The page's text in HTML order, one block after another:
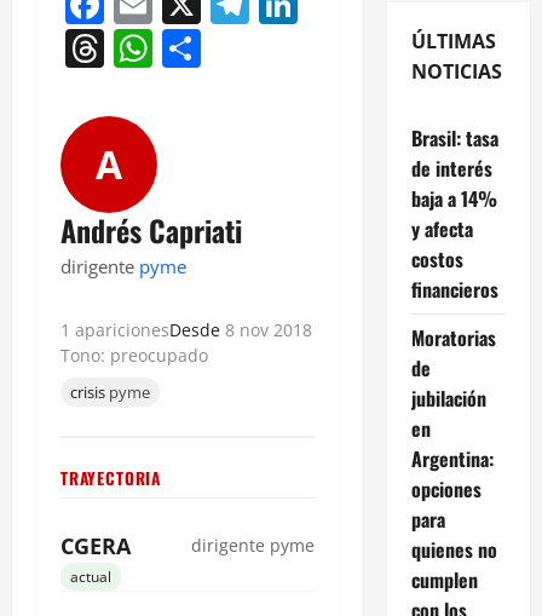
Threads
WhatsApp
A
Andrés Capriati
dirigente pyme
1 aparicionesDesde 8 nov 2018
Tono: preocupado
crisis pyme
TRAYECTORIA
CGERA dirigente pyme
actual
ÚLTIMAS
NOTICIAS
Brasil: tasa
de interés
baja a 14%
y afecta
costos
financieros
Moratorias
de
jubilación
en
Argentina:
opciones
para
quienes no
cumplen
con los